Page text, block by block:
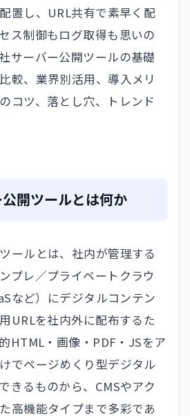
置し、URL共有で素早く配
ス制御もログ取得も思いの
サーバー公開ツールの基礎
較、業界別活用、導入メリ
コツ、落とし穴、トレンド
開ツールとは何か
ールとは、社内が管理する
プレ／プライベートクラウ
など）にデジタルコンテン
URLを社内外に配布するた
HTML・画像・PDF・JSをア
でページめくり型デジタル
きるものから、CMSやアク
高機能タイプまで多彩であ